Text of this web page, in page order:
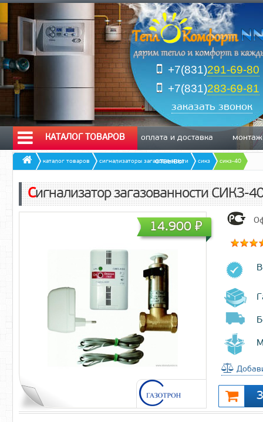
+7(831)291-69-80
+7(831)283-69-81
заказать звонок
КАТАЛОГ ТОВАРОВ оплата и доставка монтаж
отзывы
каталог товаров cигнализаторы загазованности cикз сикз-40
Cигнализатор загазованности СИКЗ-
14.900₽